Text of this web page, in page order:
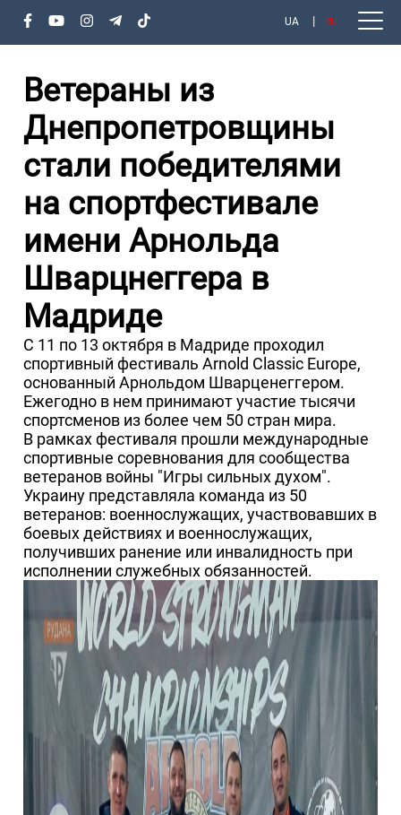
UA RU
Ветераны из
Днепропетровщины
стали победителями
на спортфестивале
имени Арнольда
Шварцнеггера в
Мадриде
С 11 по 13 октября в Мадриде проходил
спортивный фестиваль Arnold Classic Europe,
основанный Арнольдом Шварценеггером.
Ежегодно в нем принимают участие тысячи
спортсменов из более чем 50 стран мира.
В рамках фестиваля прошли международные
спортивные соревнования для сообщества
ветеранов войны "Игры сильных духом".
Украину представляла команда из 50
ветеранов: военнослужащих, участвовавших в
боевых действиях и военнослужащих,
получивших ранение или инвалидность при
исполнении служебных обязанностей.